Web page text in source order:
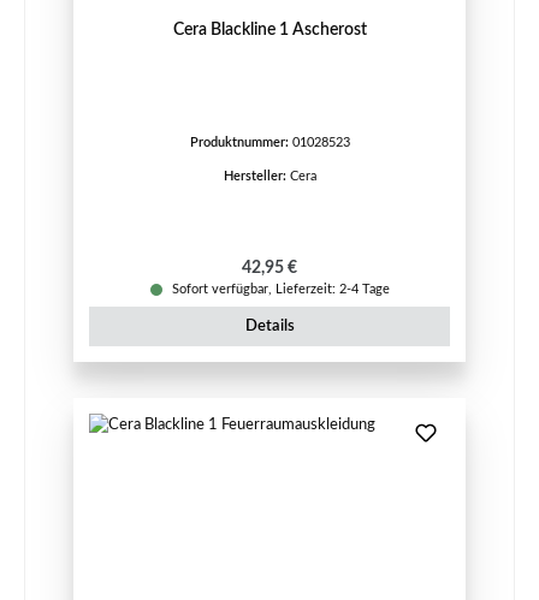
Cera Blackline 1 Ascherost
Produktnummer: 01028523
Hersteller: Cera
Regulärer Preis:
42,95 €
Sofort verfügbar, Lieferzeit: 2-4 Tage
Details